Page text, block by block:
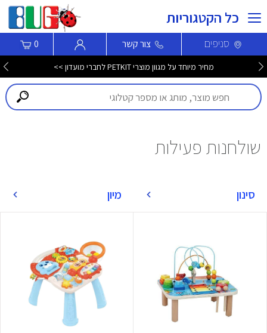
כל הקטגוריות
סניפים צור קשר 0
מחיר מיוחד על מגוון מוצרי PETKIT לחברי מועדון >>
שולחנות פעילות
סינון מיון